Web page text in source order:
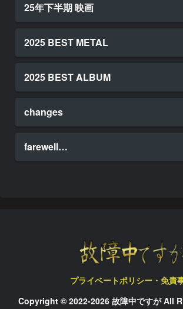
25年下半期 映画
2025 BEST METAL
2025 BEST ALBUM
changes
farewell…
プライベートポリシー・免責
Copyright © 2022-2026 故障中ですが All